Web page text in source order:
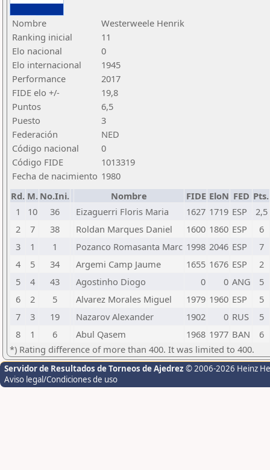
Nombre
Westerweele Henrik
Ranking inicial
11
Elo nacional
0
Elo internacional
1945
Performance
2017
FIDE elo +/-
19,8
Puntos
6,5
Puesto
3
Federación
NED
Código nacional
0
Código FIDE
1013319
Fecha de nacimiento 1980
Rd. M. No.Ini. Nombre FIDE EloN FED Pts.
1
10 36 Eizaguerri Floris Maria 1627 1719 ESP
2,5
2
7 38 Roldan Marques Daniel 1600 1860 ESP
6
3
1 1 Pozanco Romasanta Marc 1998 2046 ESP
7
4
5 34 Argemi Camp Jaume 1655 1676 ESP
2
5
4 43 Agostinho Diogo 0 0 ANG
5
6
2 5 Alvarez Morales Miguel 1979 1960 ESP
5
7
3 19 Nazarov Alexander 1902 0 RUS
5
8
1 6 Abul Qasem 1968 1977 BAN
6
*) Rating difference of more than 400. It was limited to 400.
Servidor de Resultados de Torneos de Ajedrez © 2006-2026 Heinz
Aviso legal/Condiciones de uso